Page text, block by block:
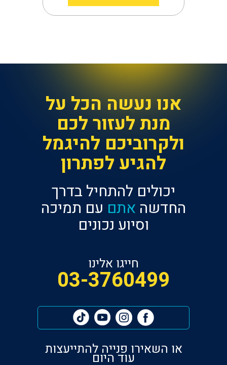
אנו נעשה הכל על
מנת לעזור לכם
ולקרוביכם להיגמל
להגיע לפתרון
יכולים להתחיל בדרך
החדשה אתם עם תמיכה
וסיוע נכונים
חייגו אלינו
‎03-3760499
או השאירו פנייה להתייעצות
עוד היום